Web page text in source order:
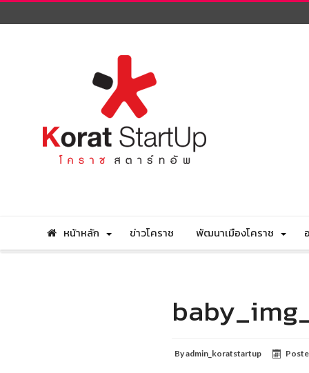
หน้าหลัก ข่าวโคราช พัฒนาเมืองโคราช
Byadmin_koratstartup